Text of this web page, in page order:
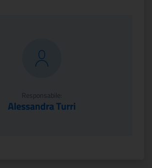
Responsabile:
Alessandra Turri